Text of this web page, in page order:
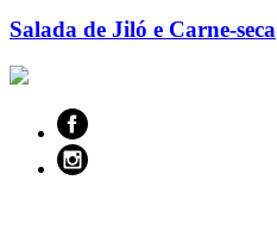
Salada de Jiló e Carne-seca